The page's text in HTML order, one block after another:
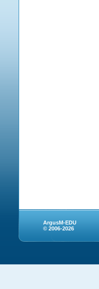
ArgusM-EDU
© 2006-2026